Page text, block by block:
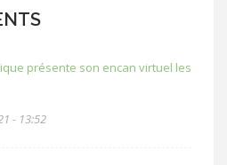
présente son encan virtuel les
- 13:52